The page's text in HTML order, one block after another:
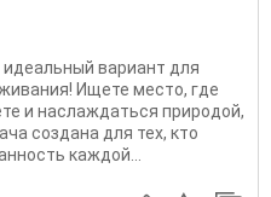
вариант для
Ищете место, где
и наслаждаться природой,
создана для тех, кто
каждой...